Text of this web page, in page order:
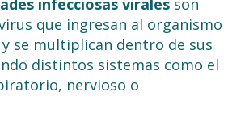
que ingresan al organismo
se multiplican dentro de sus
distintos sistemas como el
nervioso o